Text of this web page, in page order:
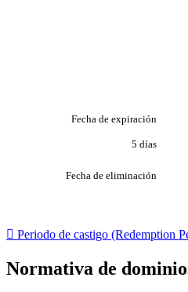
Fecha de expiración
5 días
Fecha de eliminación
 Periodo de castigo (Redemption
Normativa de